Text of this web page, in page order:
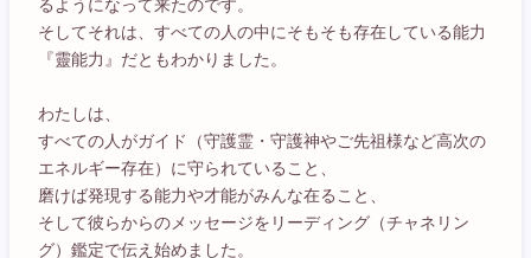
るようになって来たのです。
そしてそれは、すべての人の中にそもそも存在している能力
『靈能力』だともわかりました。
わたしは、
すべての人がガイド（守護霊・守護神やご先祖様など高次の
エネルギー存在）に守られていること、
磨けば発現する能力や才能がみんな在ること、
そして彼らからのメッセージをリーディング（チャネリン
グ）鑑定で伝え始めました。